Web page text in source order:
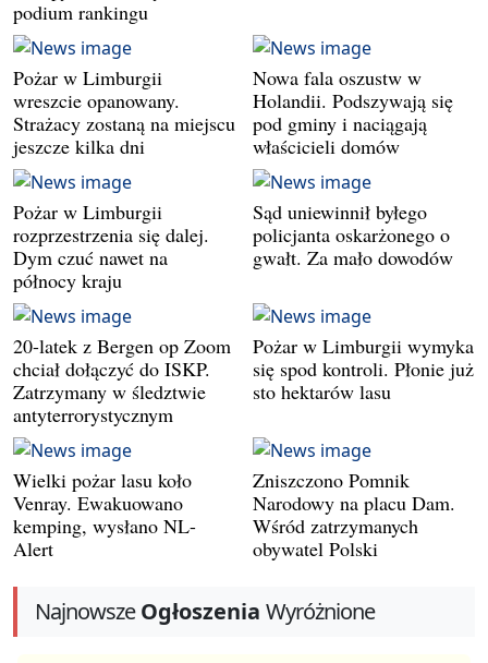
podium rankingu
Pożar w Limburgii
wreszcie opanowany.
Strażacy zostaną na miejscu
jeszcze kilka dni
Nowa fala oszustw w
Holandii. Podszywają się
pod gminy i naciągają
właścicieli domów
Pożar w Limburgii
rozprzestrzenia się dalej.
Dym czuć nawet na
północy kraju
Sąd uniewinnił byłego
policjanta oskarżonego o
gwałt. Za mało dowodów
20-latek z Bergen op Zoom
chciał dołączyć do ISKP.
Zatrzymany w śledztwie
antyterrorystycznym
Pożar w Limburgii wymyka
się spod kontroli. Płonie już
sto hektarów lasu
Wielki pożar lasu koło
Venray. Ewakuowano
kemping, wysłano NL-
Alert
Zniszczono Pomnik
Narodowy na placu Dam.
Wśród zatrzymanych
obywatel Polski
NajnowszeOgłoszenia Wyróżnione